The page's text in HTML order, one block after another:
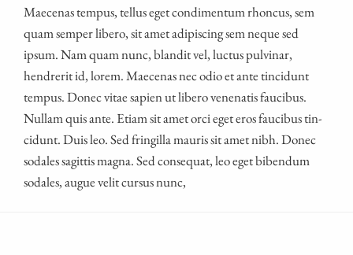
Mae­ce­nas tem­pus, tel­lus eget con­di­men­tum rhon­cus, sem
quam sem­per libe­ro, sit amet adi­pi­scing sem neque sed
ipsum. Nam quam nunc, blan­dit vel, luc­tus pul­vi­nar,
hendre­rit id, lorem. Mae­ce­nas nec odio et ante tin­cidunt
tem­pus. Donec vitae sapi­en ut libe­ro venena­tis fau­ci­bus.
Null­am quis ante. Eti­am sit amet orci eget eros fau­ci­bus tin­
cidunt. Duis leo. Sed frin­gil­la mau­ris sit amet nibh. Donec
soda­les sagit­tis magna. Sed con­se­quat, leo eget biben­dum
soda­les, augue velit cur­sus nunc,